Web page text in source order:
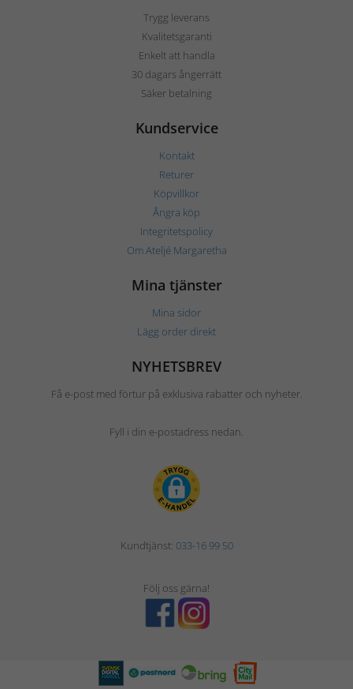
Trygg leverans
Kvalitetsgaranti
Enkelt att handla
30 dagars ångerrätt
Säker betalning
Kundservice
Kontakt
Returer
Köpvillkor
Ångra köp
Integritetspolicy
Om Ateljé Margaretha
Mina tjänster
Mina sidor
Lägg order direkt
NYHETSBREV
Få e-post med förtur på exklusiva rabatter och nyheter.
Fyll i din e-postadress nedan.
Kundtjänst: 033-16 99 50
Följ oss gärna!